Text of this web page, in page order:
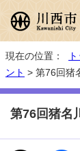
現在の位置：
ント > 第76回猪
第76回猪名